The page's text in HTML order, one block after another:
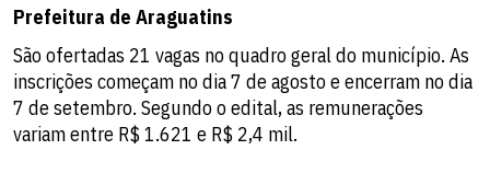
Prefeitura de Araguatins
São ofertadas 21 vagas no quadro geral do município. As
inscrições começam no dia 7 de agosto e encerram no dia
7 de setembro. Segundo o edital, as remunerações
variam entre R$ 1.621 e R$ 2,4 mil.